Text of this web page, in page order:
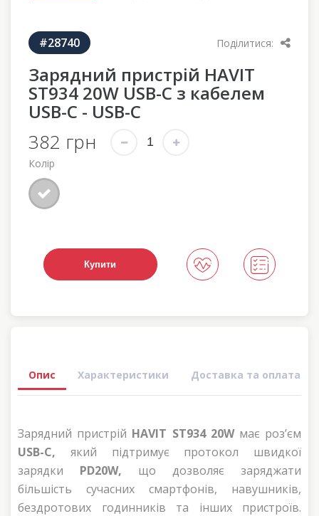
Поділитися:
#28740
Зарядний пристрій HAVIT
ST934 20W USB-C з кабелем
USB-C - USB-C
382 грн
Колір
Купити
Опис Характеристики Доставка та оплата
Зарядний пристрій HAVIT ST934 20Wмає роз’єм
USB-C, який підтримує протокол швидкої
зарядки PD20W, що дозволяє заряджати
більшість сучасних смартфонів, навушників,
бездротових годинників та інших пристроїв.